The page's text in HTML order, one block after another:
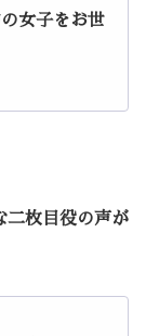
の女子をお世
二枚目役の声が